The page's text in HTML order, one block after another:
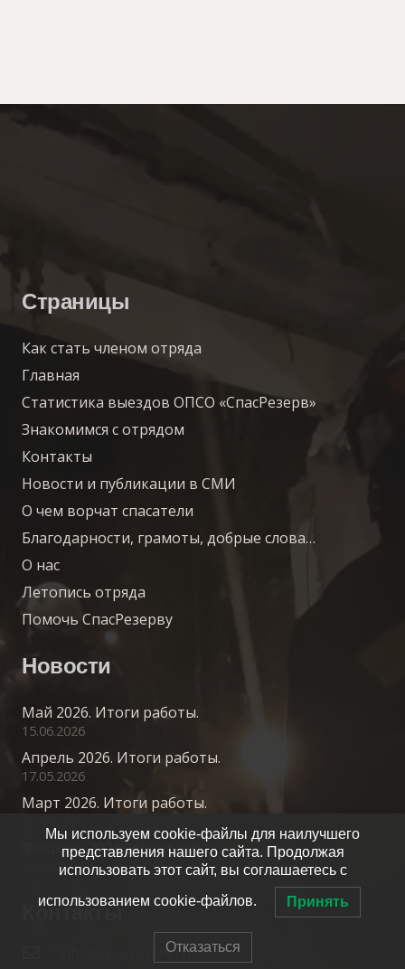
Страницы
Как стать членом отряда
Главная
Статистика выездов ОПСО «СпасРезерв»
Знакомимся с отрядом
Контакты
Новости и публикации в СМИ
О чем ворчат спасатели
Благодарности, грамоты, добрые слова…
О нас
Летопись отряда
Помочь СпасРезерву
Новости
Май 2026. Итоги работы.
15.06.2026
Апрель 2026. Итоги работы.
17.05.2026
Март 2026. Итоги работы.
Февраль 2026. Итоги работы.
20.03.2026
Контакты
info@spasrezerv.ru
Мы используем cookie-файлы для наилучшего
представления нашего сайта. Продолжая
использовать этот сайт, вы соглашаетесь с
использованием cookie-файлов. Принять
Отказаться